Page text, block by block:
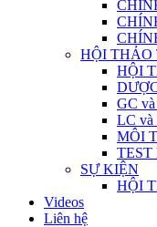
HỘI THẢO
HỘI
GC
LC và
MÔI
TEST
SỰ KIỆN
HỘI
Videos
Liên hệ